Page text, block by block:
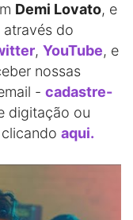
Demi Lovato, e
através do
, YouTube, e
nossas
- cadastre-
digitação ou
aqui.